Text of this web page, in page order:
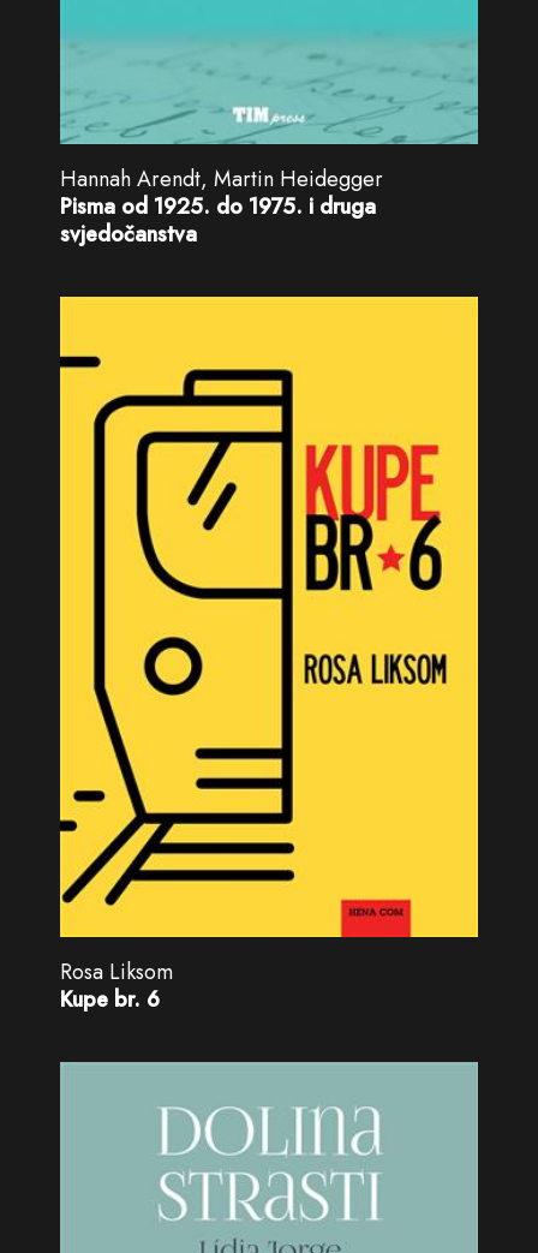
Hannah Arendt, Martin Heidegger
Pisma od 1925. do 1975. i druga
svjedočanstva
Rosa Liksom
Kupe br. 6